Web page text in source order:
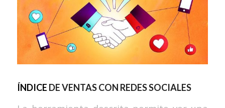
ÍNDICE DE VENTAS CON REDES SOCIALES